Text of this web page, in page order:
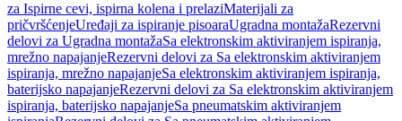
za Ispirne cevi, ispirna kolena i prelaziMaterijali za
pričvršćenjeUređaji za ispiranje pisoaraUgradna montažaRezervni
delovi za Ugradna montažaSa elektronskim aktiviranjem ispiranja,
mrežno napajanjeRezervni delovi za Sa elektronskim aktiviranjem
ispiranja, mrežno napajanjeSa elektronskim aktiviranjem ispiranja,
baterijsko napajanjeRezervni delovi za Sa elektronskim aktiviranjem
ispiranja, baterijsko napajanjeSa pneumatskim aktiviranjem